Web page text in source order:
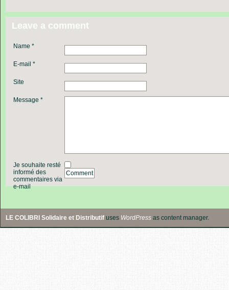
Leave a comment
Name *
E-mail *
Site
Message *
Je souhaite resté
informé des
commentaires via
e-mail
Comment
LE COLIBRI Solidaire et Distributif uses WordPress as content manager.